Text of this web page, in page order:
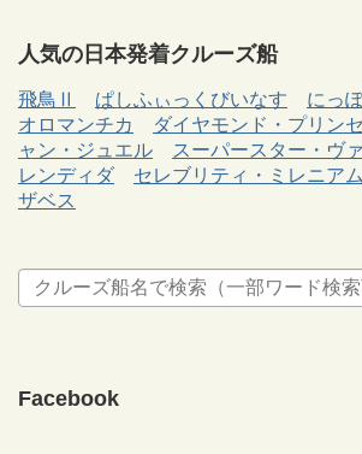
人気の日本発着クルーズ船
飛鳥Ⅱ ぱしふぃっくびいなす にっ
オロマンチカ
ダイヤモンド・プリン
ャン・ジュエル
スーパースター・ヴ
レンディダ
セレブリティ・ミレニアム
ザベス
Facebook